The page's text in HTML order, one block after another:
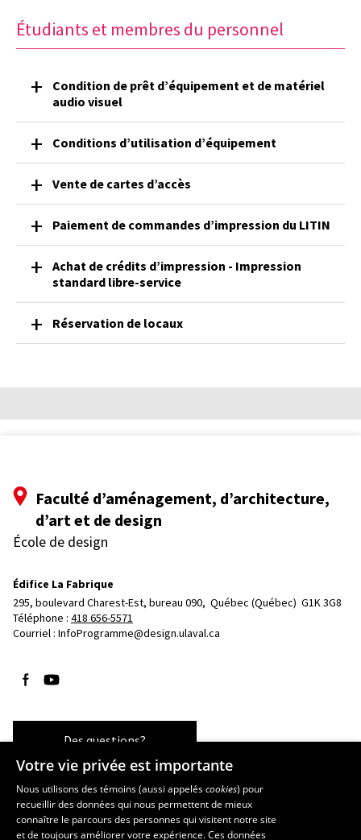
Étudiants et membres du personnel
Condition de prêt d’équipement et de matériel
audio visuel
Conditions d’utilisation d’équipement
Vente de cartes d’accès
Paiement de commandes d’impression du LITIN
Achat de crédits d’impression - Impression
standard libre-service
Réservation de locaux
Faculté d’aménagement, d’architecture,
d’art et de design
École de design
Édifice La Fabrique
295, boulevard Charest-Est, bureau 090, Québec (Québec)  G1K 3G8
Téléphone : 418 656-5571
Courriel : InfoProgramme@design.ulaval.ca
Suivez-nous sur Facebook
Suivez-nous sur YouTube
Des questions?
Les écoles et la recherche
École d’architecture
Votre vie privée est importante
Nous utilisons des témoins (aussi appeléscookies) pour
recueillir des données qui nous permettent de mieux
connaître le parcours des personnes qui visitent notre site
et de toujours améliorer votre expérience. Ces données